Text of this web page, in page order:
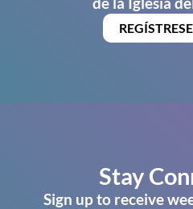
Stay
Sign up to receive